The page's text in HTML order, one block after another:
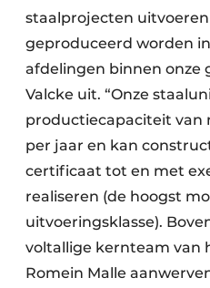
staalprojecten
geproduceerd worden
afdelingen binnen onze
Valcke uit. “Onze
productiecapaciteit van
per jaar en kan
certificaat tot en met
realiseren (de hoogst
uitvoeringsklasse).
voltallige kernteam van
Romein Malle